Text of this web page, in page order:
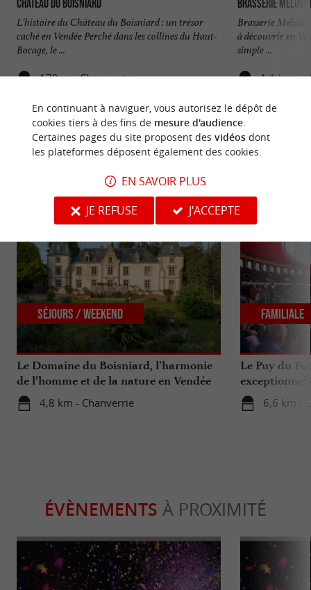
Château du Boisniard
L'histoire du Château du Boisniard : un trésor
caché en Vendée Perché dans les collines du Haut-
Bocage, le ...
179 m - Chanverrie
Brasserie
Brasserie
à découvrir en
simple ...
1,1 km -
NOUS AVONS TESTÉPOUR VOUS
Le Domaine du Boisniard, l’harmonie
de l’homme et de la nature en Vendée
4,8 km - Chanverrie
Séjours / Weekend
Le Puy du
6,6 km -
Familiale
ÉVÈNEMENTS À PROXIMITÉ
En continuant à naviguer, vous autorisez le dépôt de
cookies tiers à des fins de mesure d'audience.
Certaines pages du site proposent des vidéosdont
les plateformes déposent également des cookies.
EN SAVOIR PLUS
JE REFUSE
J'ACCEPTE